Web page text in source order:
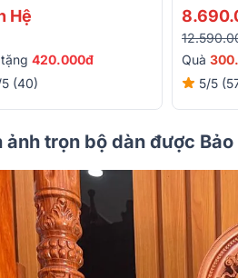
Hệ
420.000đ
(40)
( 2 Kênh,
Không
Quà 3
5/5
ảnh trọn bộ dàn được